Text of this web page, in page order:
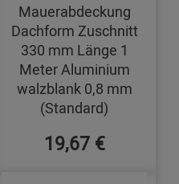
Mauerabdeckung
Dachform Zuschnitt
330 mm Länge 1
Meter Aluminium
walzblank 0,8 mm
(Standard)
19,67 €